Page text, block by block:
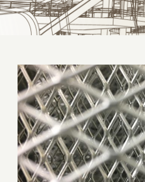
Conheça as